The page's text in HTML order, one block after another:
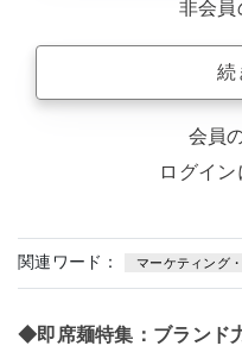
非会員
続
会員
ログイ
関連ワード： マーケティング
◆即席麺特集：ブランド